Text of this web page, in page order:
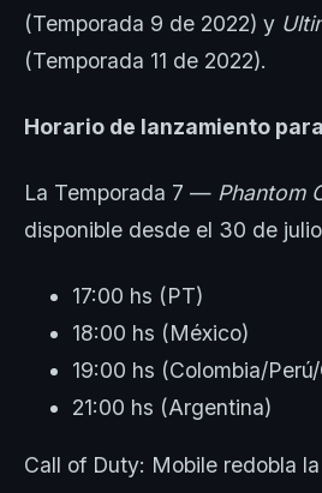
(Temporada 9 de 2022) y
(Temporada 11 de 2022).
Horario de lanzamiento
La Temporada 7 — Phantom
disponible desde el 30 de
17:00 hs (PT)
18:00 hs (México)
19:00 hs (Colombia/
21:00 hs (Argentina)
Call of Duty: Mobile redobla